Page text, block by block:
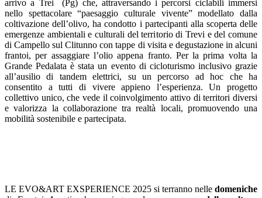
arrivoa Trei (Pg) che, attraversando i percorsi ciclabili immersi
nello spettacolare “paesaggio culturale vivente” modellato dalla
coltivazione dell’olivo, ha condotto i partecipanti alla scoperta delle
emergenze ambientali e culturali del territorio di Trevi e del comune
diCampello sul Clitunno con tappe di visita e degustazione in alcuni
frantoi, per assaggiare l’olio appena franto. Per la prima volta la
Grande Pedalata è stata un evento di cicloturismo inclusivo grazie
all’ausilio di tandem elettrici, su unpercorso ad hoc che ha
consentito a tutti di vivere appieno l’esperienza. Un progetto
collettivo unico, che vede il coinvolgimento attivo di territori diversi
e valorizza la collaborazione tra realtà locali, promuovendo una
mobilità sostenibile e partecipata.
LE EVO&ART EXSPERIENCE 2025 si terranno nelle domeniche